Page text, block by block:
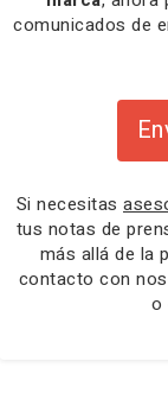
comunicados de
Si necesitas
tus notas de
más allá de la
contacto con
o